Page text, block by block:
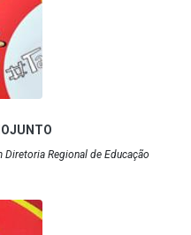
Regional de Educação